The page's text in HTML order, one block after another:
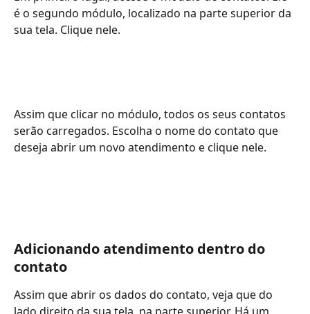
é o segundo módulo, localizado na parte superior da
sua tela. Clique nele.
Assim que clicar no módulo, todos os seus contatos
serão carregados. Escolha o nome do contato que
deseja abrir um novo atendimento e clique nele.
Adicionando atendimento dentro do
contato
Assim que abrir os dados do contato, veja que do
lado direito da sua tela, na parte superior. Há um